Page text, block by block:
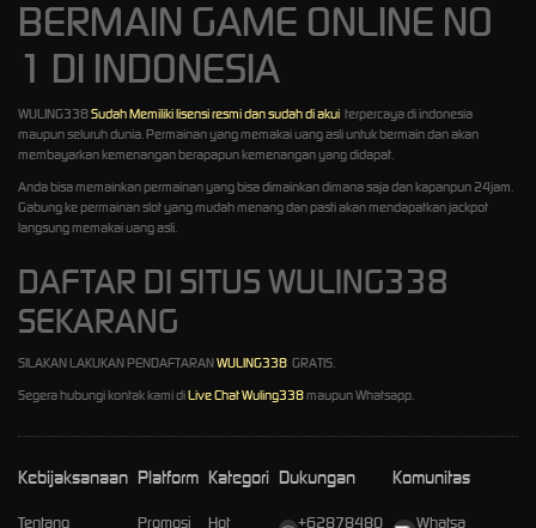
BERMAIN GAME ONLINE NO
1 DI INDONESIA
WULING338Sudah Memiliki lisensi resmi dan sudah di akui terpercaya di indonesia
maupun seluruh dunia. Permainan yang memakai uang asli untuk bermain dan akan
membayarkan kemenangan berapapun kemenangan yang didapat.
Anda bisa memainkan permainan yang bisa dimainkan dimana saja dan kapanpun 24jam.
Gabung ke permainan slot yang mudah menang dan pasti akan mendapatkan jackpot
langsung memakai uang asli.
DAFTAR DI SITUS WULING338
SEKARANG
SILAKAN LAKUKAN PENDAFTARANWULING338 GRATIS.
Segera hubungi kontak kami diLive Chat Wuling338maupun Whatsapp.
Kebijaksanaan
Tentang
Platform
Promosi
Kategori
Hot
Dukungan
+62878480
Komunitas
Whatsa